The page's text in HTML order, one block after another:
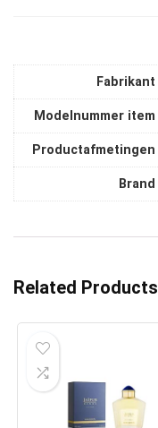
Fabrikant
Modelnummer item
Productafmetingen
Brand
Related Products